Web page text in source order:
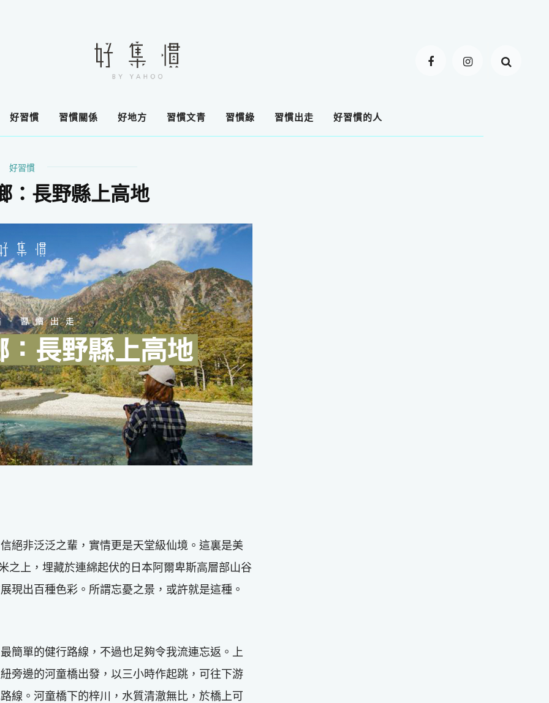
好習慣 習慣關係 好地方 習慣文青 習慣綠 習慣出走 好習慣的人
好習慣
：長野縣上高地
絕非泛泛之輩，實情更是天堂級仙境。這裏是美
之上，埋藏於連綿起伏的日本阿爾卑斯高層部山谷
現出百種色彩。所謂忘憂之景，或許就是這種。
簡單的健行路線，不過也足夠令我流連忘返。上
旁邊的河童橋出發，以三小時作起跳，可往下游
線。河童橋下的梓川，水質清澈無比，於橋上可